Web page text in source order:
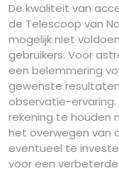
De kwaliteit van
de Telescoop van
mogelijk niet
gebruikers. Voor
een belemmering
gewenste
observatie-
rekening te houden
het overwegen van
eventueel te
voor een